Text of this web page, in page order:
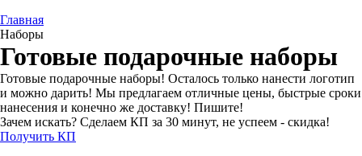
Главная
Наборы
Готовые подарочные наборы
Готовые подарочные наборы! Осталось только нанести логотип
и можно дарить! Мы предлагаем отличные цены, быстрые сроки
нанесения и конечно же доставку! Пишите!
Зачем искать? Сделаем КП за 30 минут, не успеем - скидка!
Получить КП